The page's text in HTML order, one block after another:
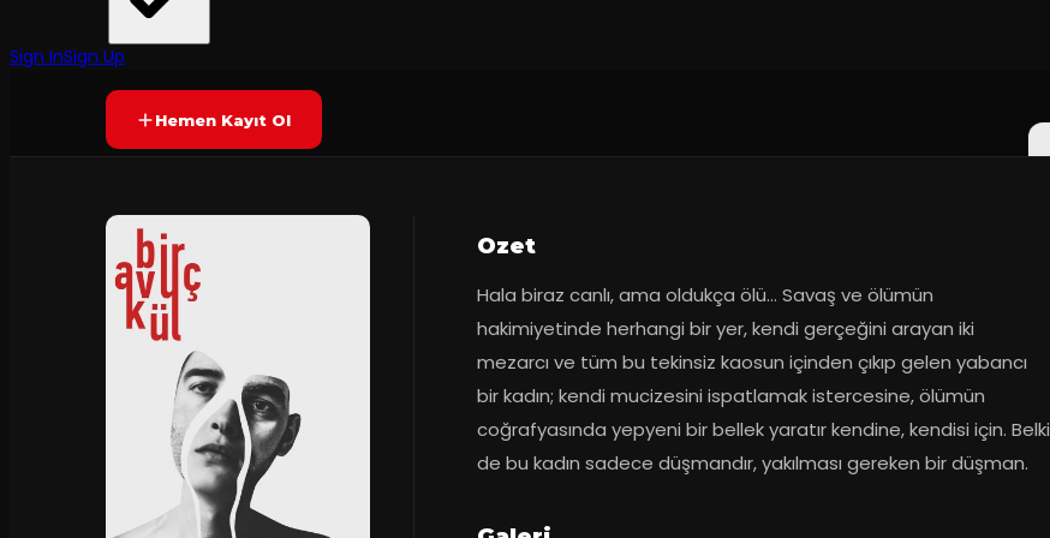
Sign InSign UpSONA ERDI
Hemen Kayıt Ol
Ozet
Hala biraz canlı, ama oldukça ölü... Savaş ve ölümün
hakimiyetinde herhangi bir yer, kendi gerçeğini arayan iki
mezarcı ve tüm bu tekinsiz kaosun içinden çıkıp gelen yabancı
bir kadın; kendi mucizesini ispatlamak istercesine, ölümün
coğrafyasında yepyeni bir bellek yaratır kendine, kendisi için. Belki
de bu kadın sadece düşmandır, yakılması gereken bir düşman.